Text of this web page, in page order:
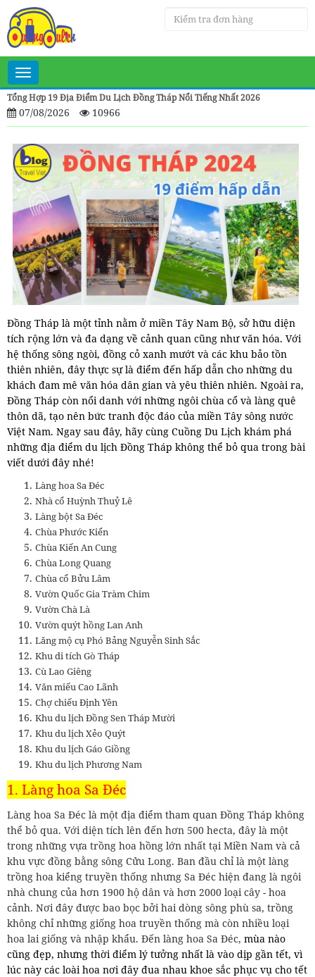
Toggle
navigation
Tổng Hợp 19 Địa Điểm Du Lịch Đồng Tháp Nổi Tiếng Nhất 2026
07/08/2026 10966
Đồng Tháp là một tỉnh nằm ở miền Tây Nam Bộ, sở hữu diện
tích rộng lớn và đa dạng về cảnh quan cũng như văn hóa. Với
hệ thống sông ngòi, đồng cỏ xanh mướt và các khu bảo tồn
thiên nhiên, đây thực sự là điểm đến hấp dẫn cho những du
khách đam mê văn hóa dân gian và yêu thiên nhiên. Ngoài ra,
Đồng Tháp còn nổi danh với những ngôi chùa cổ và làng quê
thôn dã, tạo nên bức tranh độc đáo của miền Tây sông nước
Việt Nam. Ngay sau đây, hãy cùng Cuồng Du Lịch khám phá
những địa điểm du lịch Đồng Tháp không thể bỏ qua trong bài
viết dưới đây nhé!
Làng hoa Sa Đéc
Nhà cổ Huỳnh Thuỷ Lê
Làng bột Sa Đéc
Chùa Phước Kiển
Chùa Kiến An Cung
Chùa Long Quang
Chùa cổ Bửu Lâm
Vườn Quốc Gia Tràm Chim
Vườn Chà Là
Vườn quýt hồng Lan Anh
Lăng mộ cụ Phó Bảng Nguyễn Sinh Sắc
Khu di tích Gò Tháp
Cù Lao Giêng
Văn miếu Cao Lãnh
Chợ chiếu Định Yên
Khu du lịch Đồng Sen Tháp Mười
Khu du lịch Xẻo Quýt
Khu du lịch Gáo Giồng
Khu du lịch Phương Nam
1. Làng hoa Sa Đéc
Làng hoa Sa Đéc là một địa điểm tham quan Đồng Tháp không
thể bỏ qua. Với diện tích lên đến hơn 500 hecta, đây là một
trong những vựa trồng hoa hồng lớn nhất tại Miền Nam và cả
khu vực đồng bằng sông Cửu Long. Ban đầu chỉ là một làng
trồng hoa kiểng truyền thống nhưng Sa Đéc hiện đang là ngôi
nhà chung của hơn 1900 hộ dân và hơn 2000 loại cây - hoa
cảnh. Nơi đây được bao bọc bởi hai dòng sông phù sa, trồng
không chỉ những giống hoa truyền thống mà còn nhiều loại
hoa lai giống và nhập khẩu. Đến làng hoa Sa Đéc, mùa nào
cũng đẹp, nhưng thời điểm lý tưởng nhất là vào dịp gần tết, vì
lúc này các loài hoa nơi đây đua nhau khoe sắc phục vụ cho tết